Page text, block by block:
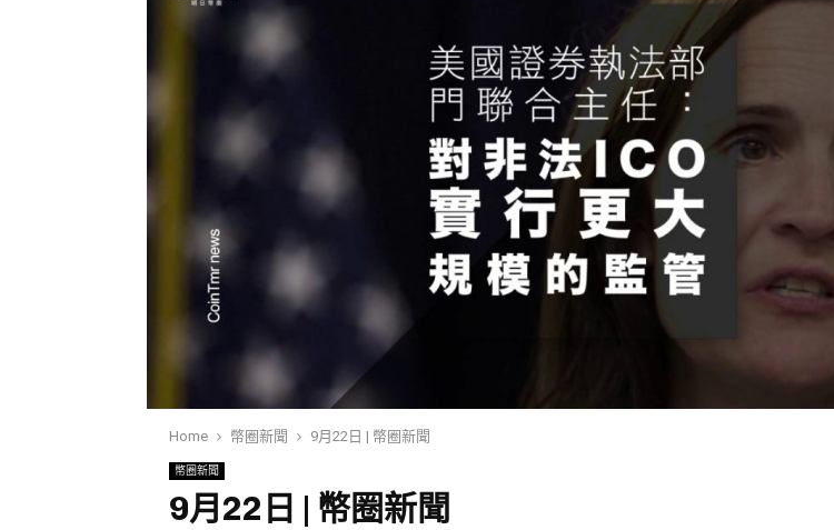
Home 幣圈新聞 9月22日 | 幣圈新聞
幣圈新聞
9月22日 | 幣圈新聞